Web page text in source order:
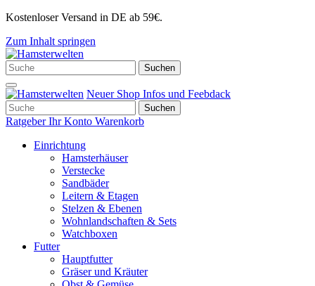
Kostenloser Versand in DE ab 59€.
Zum Inhalt springen
Hauptnavigation
Suchen
nach:
Suchen
Neuer Shop Infos und Feebdack
Suchen
nach:
Suchen
Ratgeber Ihr Konto Warenkorb
Einrichtung
Hamsterhäuser
Verstecke
Sandbäder
Leitern & Etagen
Stelzen & Ebenen
Wohnlandschaften & Sets
Watchboxen
Futter
Hauptfutter
Gräser und Kräuter